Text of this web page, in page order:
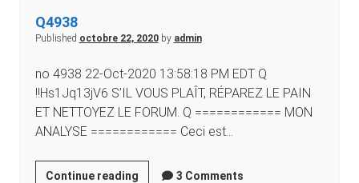
Q4938
Published octobre 22, 2020by admin
no 4938 22-Oct-2020 13:58:18 PM EDT Q
!!Hs1Jq13jV6 S’IL VOUS PLAÎT, RÉPAREZ LE PAIN
ET NETTOYEZ LE FORUM. Q ============ MON
ANALYSE ============ Ceci est…
Continue reading 3 Comments